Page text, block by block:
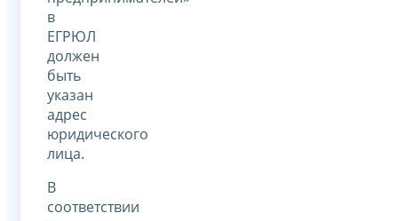
в
ЕГРЮЛ
должен
быть
указан
адрес
юридического
лица.
В
соответствии